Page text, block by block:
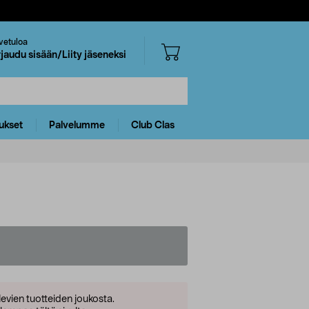
sisään/Liity jäseneksi
Palvelumme Club Clas
tuotteiden joukosta.